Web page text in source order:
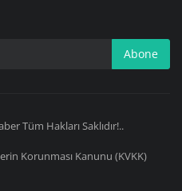
Abone
Tüm Hakları Saklıdır!..
Korunması Kanunu (KVKK)